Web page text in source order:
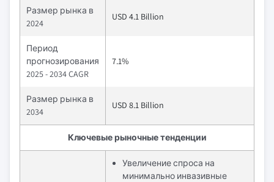
Размер рынка в
2024
USD 4.1 Billion
Период
прогнозирования
2025 - 2034 CAGR
7.1%
Размер рынка в
2034
USD 8.1 Billion
Ключевые рыночные тенденции
Увеличение спроса на
минимально инвазивные